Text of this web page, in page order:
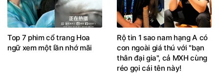
Top 7 phim cổ trang Hoa
ngữ xem một lần nhớ mãi
Rộ tin 1 sao nam hạng A có
con ngoài giá thú với "bạn
thân đại gia", cả MXH cùng
réo gọi cái tên này!